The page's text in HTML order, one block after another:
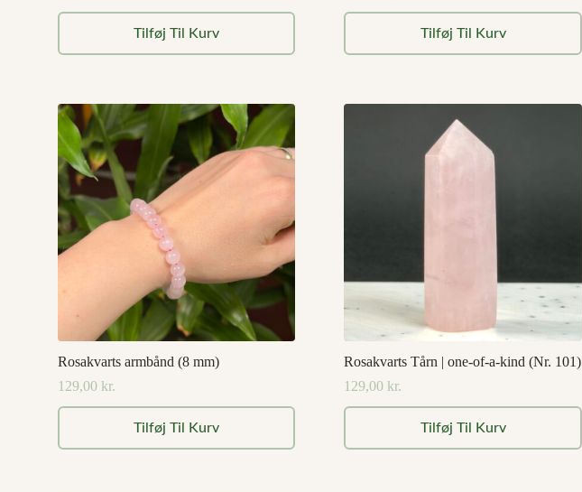
Tilføj Til Kurv Tilføj Til Kurv
Rosakvarts armbånd (8 mm)
129,00 kr.
Tilføj Til Kurv
Rosakvarts Tårn | one-of-a-kind (Nr. 101)
129,00 kr.
Tilføj Til Kurv